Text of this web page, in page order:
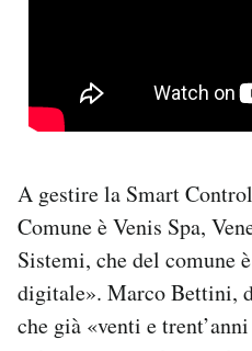
A gestire la Smart
Comune è Venis Spa,
Sistemi, che del comune
digitale». Marco Bettini,
che già «venti e